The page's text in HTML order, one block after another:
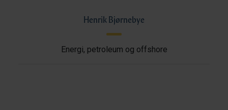
Henrik Bjørnebye
Energi, petroleum og offshore